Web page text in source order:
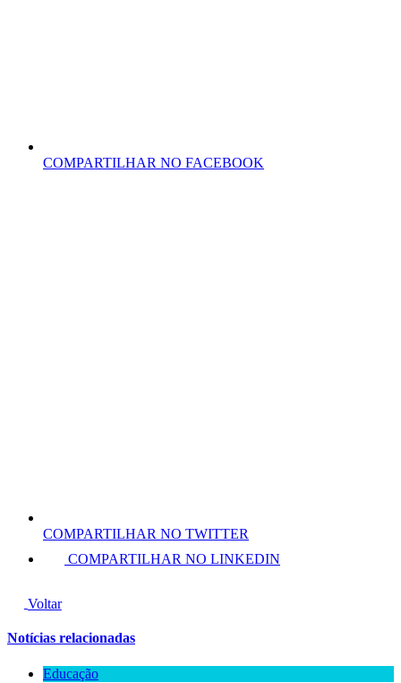
COMPARTILHAR NO FACEBOOK
COMPARTILHAR NO TWITTER
COMPARTILHAR NO LINKEDIN
Voltar
Notícias relacionadas
Educação